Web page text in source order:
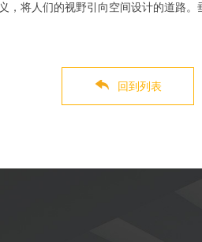
将人们的视野引向空间设计的道路
回到列表